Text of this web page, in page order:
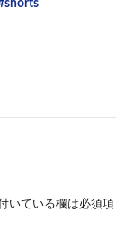
いている欄は必須項